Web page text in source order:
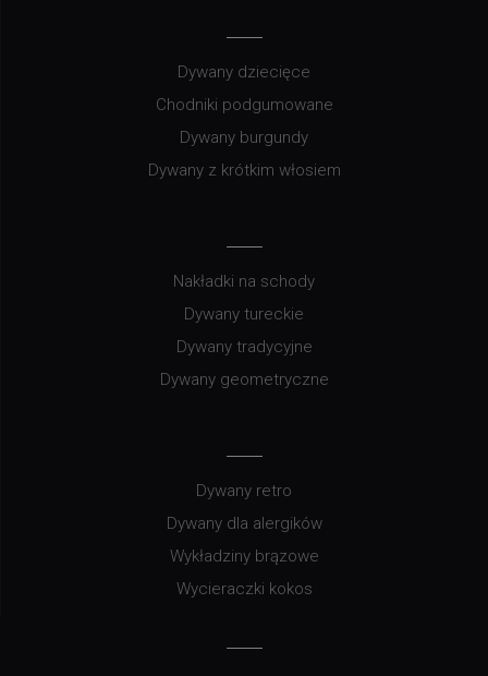
Dywany dziecięce
Chodniki podgumowane
Dywany burgundy
Dywany z krótkim włosiem
Nakładki na schody
Dywany tureckie
Dywany tradycyjne
Dywany geometryczne
Dywany retro
Dywany dla alergików
Wykładziny brązowe
Wycieraczki kokos